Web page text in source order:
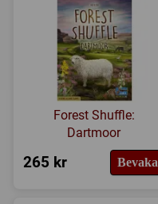
Forest Shuffle:
Dartmoor
265 kr Bevaka